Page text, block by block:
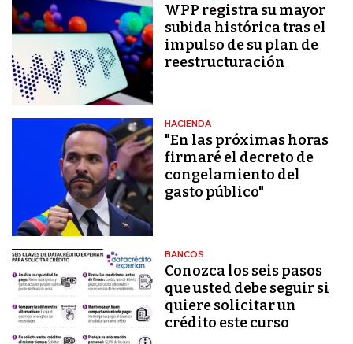
WPP registra su mayor
subida histórica tras el
impulso de su plan de
reestructuración
HACIENDA
"En las próximas horas
firmaré el decreto de
congelamiento del
gasto público"
BANCOS
Conozca los seis pasos
que usted debe seguir si
quiere solicitar un
crédito este curso